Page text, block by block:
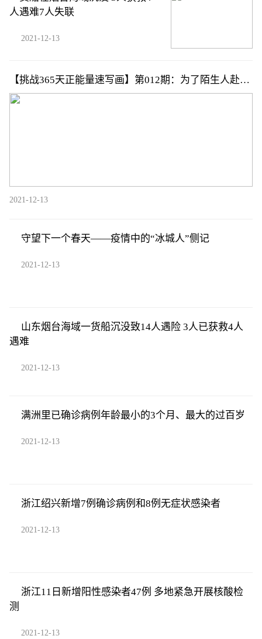
人遇难7人失联
2021-12-13
【挑战365天正能量速写画】第012期：为了陌生人赴汤
蹈火
2021-12-13
守望下一个春天——疫情中的“冰城人”侧记
2021-12-13
山东烟台海域一货船沉没致14人遇险 3人已获救4人
遇难
2021-12-13
满洲里已确诊病例年龄最小的3个月、最大的过百岁
2021-12-13
浙江绍兴新增7例确诊病例和8例无症状感染者
2021-12-13
浙江11日新增阳性感染者47例 多地紧急开展核酸检
测
2021-12-13